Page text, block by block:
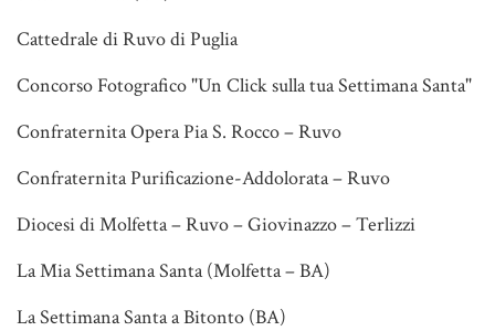
Cattedrale di Ruvo di Puglia
Concorso Fotografico "Un Click sulla tua Settimana Santa"
Confraternita Opera Pia S. Rocco – Ruvo
Confraternita Purificazione-Addolorata – Ruvo
Diocesi di Molfetta – Ruvo – Giovinazzo – Terlizzi
La Mia Settimana Santa (Molfetta – BA)
La Settimana Santa a Bitonto (BA)